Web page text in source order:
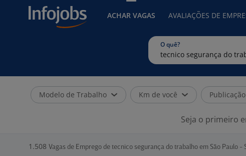
ACHAR VAGAS AVALIAÇÕES DE
O quê?
Modelo de Trabalho Km de você Publicação
Seja o primeiro
1.508 Vagas de Emprego de tecnico segurança do trabalho em São Paulo -